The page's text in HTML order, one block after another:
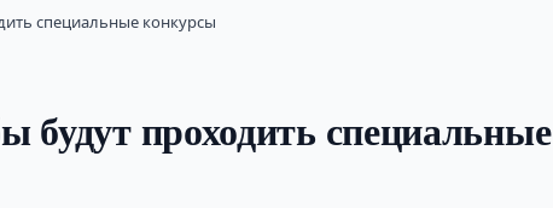
специальные конкурсы
проходить специальные